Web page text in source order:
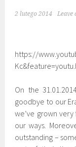
2 lutego 2014 Leave
https://
On the
goodbye to our
we’ve grown
our ways.
outstanding –